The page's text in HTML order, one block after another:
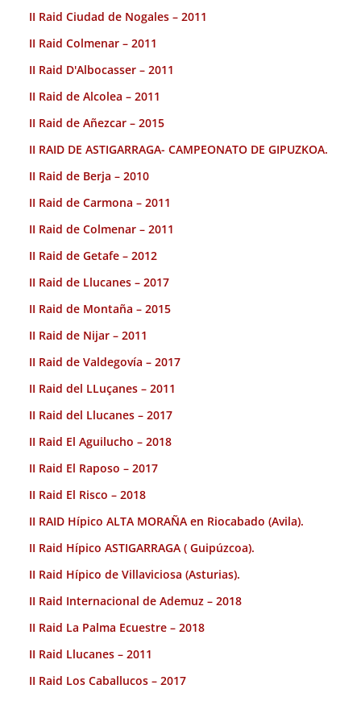
II Raid Ciudad de Nogales – 2011
II Raid Colmenar – 2011
II Raid D'Albocasser – 2011
II Raid de Alcolea – 2011
II Raid de Añezcar – 2015
II RAID DE ASTIGARRAGA- CAMPEONATO DE GIPUZKOA.
II Raid de Berja – 2010
II Raid de Carmona – 2011
II Raid de Colmenar – 2011
II Raid de Getafe – 2012
II Raid de Llucanes – 2017
II Raid de Montaña – 2015
II Raid de Nijar – 2011
II Raid de Valdegovía – 2017
II Raid del LLuçanes – 2011
II Raid del Llucanes – 2017
II Raid El Aguilucho – 2018
II Raid El Raposo – 2017
II Raid El Risco – 2018
II RAID Hípico ALTA MORAÑA en Riocabado (Avila).
II Raid Hípico ASTIGARRAGA ( Guipúzcoa).
II Raid Hípico de Villaviciosa (Asturias).
II Raid Internacional de Ademuz – 2018
II Raid La Palma Ecuestre – 2018
II Raid Llucanes – 2011
II Raid Los Caballucos – 2017